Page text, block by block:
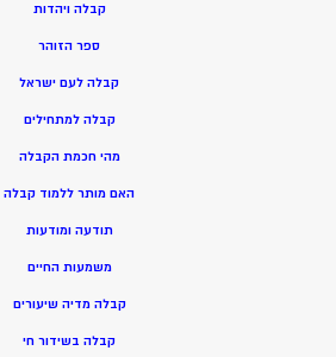
קבלה ויהדות
ספר הזוהר
קבלה לעם ישראל
קבלה למתחילים
מהי חכמת הקבלה
האם מותר ללמוד קבלה
תודעה ומודעות
משמעות החיים
קבלה מדיה שיעורים
קבלה בשידור חי